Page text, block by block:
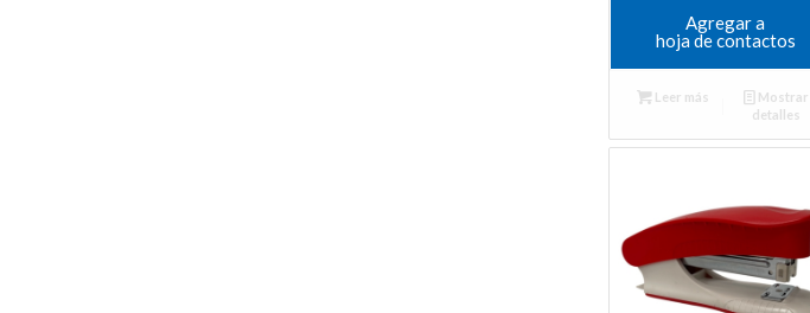
Agregar a
hoja de contactos
Leer más
Mostrar
detalles